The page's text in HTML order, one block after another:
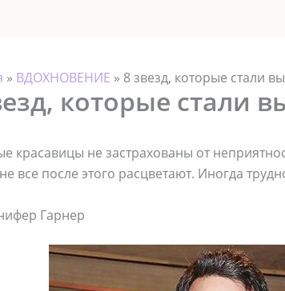
» ВДОХНОВЕНИЕ » 8 звезд, которые стали
которые стали
красавицы не застрахованы от
все после этого расцветают. Иногда
Гарнер